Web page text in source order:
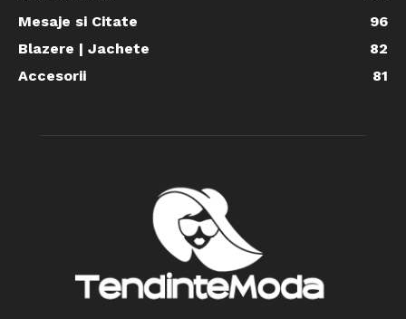
Mesaje si Citate
96
Blazere | Jachete
82
Accesorii
81